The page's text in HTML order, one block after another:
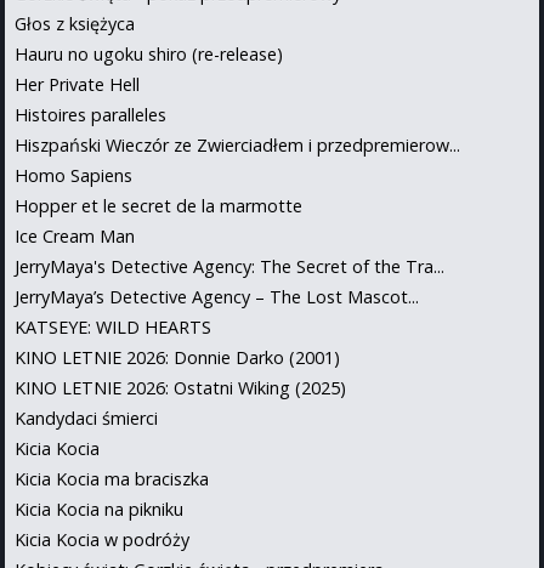
Głos z księżyca
Hauru no ugoku shiro (re-release)
Her Private Hell
Histoires paralleles
Hiszpański Wieczór ze Zwierciadłem i przedpremierow...
Homo Sapiens
Hopper et le secret de la marmotte
Ice Cream Man
JerryMaya's Detective Agency: The Secret of the Tra...
JerryMaya’s Detective Agency – The Lost Mascot...
KATSEYE: WILD HEARTS
KINO LETNIE 2026: Donnie Darko (2001)
KINO LETNIE 2026: Ostatni Wiking (2025)
Kandydaci śmierci
Kicia Kocia
Kicia Kocia ma braciszka
Kicia Kocia na pikniku
Kicia Kocia w podróży